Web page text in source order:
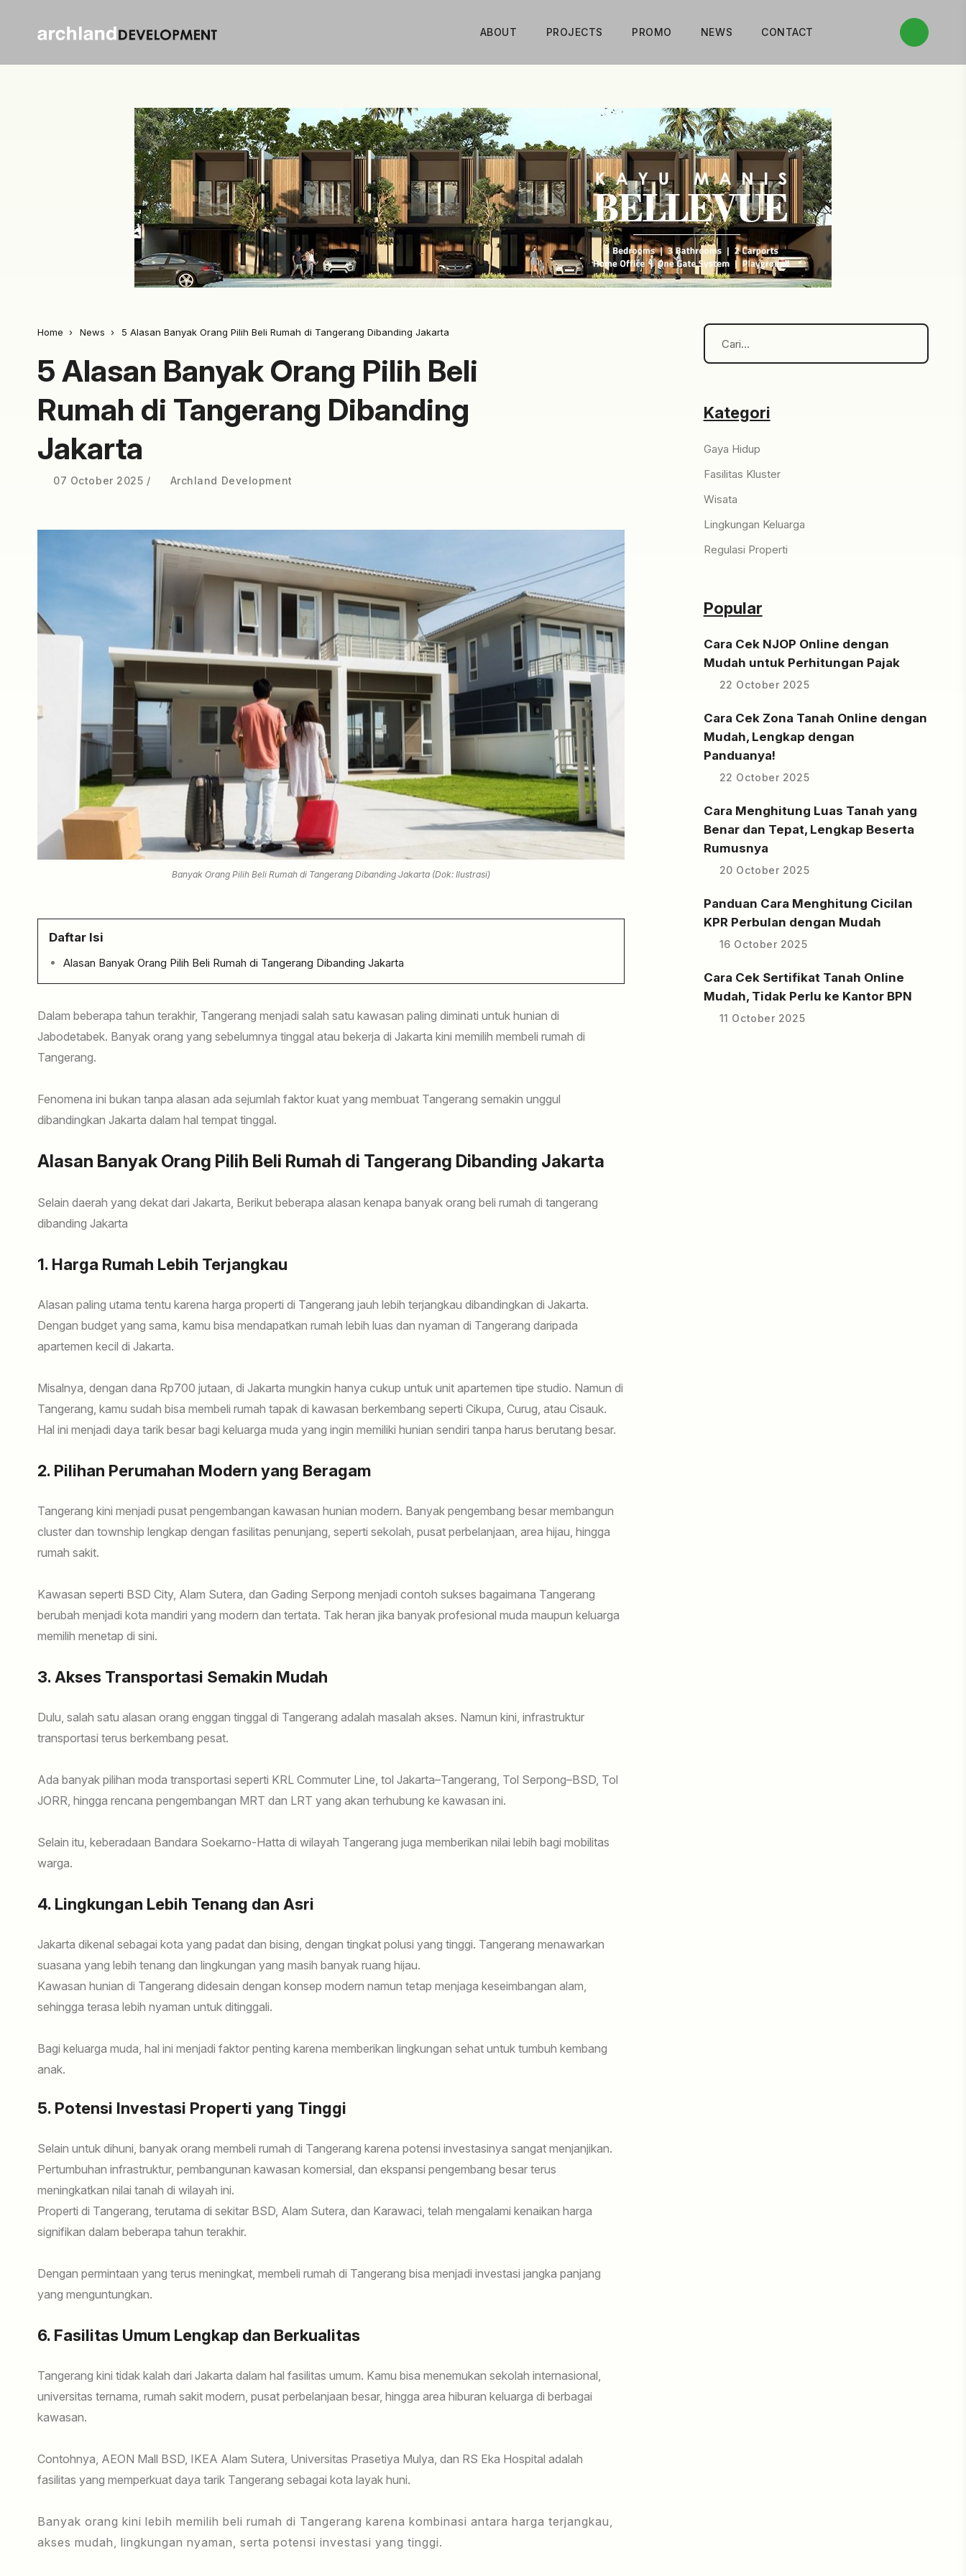
ABOUT PROJECTS PROMO NEWS CONTACT
Home News 5 Alasan Banyak Orang Pilih Beli Rumah di Tangerang Dibanding Jakarta
5 Alasan Banyak Orang Pilih Beli
Rumah di Tangerang Dibanding
Jakarta
07 October 2025 Archland Development
Banyak Orang Pilih Beli Rumah di Tangerang Dibanding Jakarta (Dok: Ilustrasi)
Daftar Isi
Alasan Banyak Orang Pilih Beli Rumah di Tangerang Dibanding Jakarta
Dalam beberapa tahun terakhir, Tangerang menjadi salah satu kawasan paling diminati untuk hunian di
Jabodetabek. Banyak orang yang sebelumnya tinggal atau bekerja di Jakarta kini memilih membeli rumah di
Tangerang.
Fenomena ini bukan tanpa alasan ada sejumlah faktor kuat yang membuat Tangerang semakin unggul
dibandingkan Jakarta dalam hal tempat tinggal.
Alasan Banyak Orang Pilih Beli Rumah di Tangerang Dibanding Jakarta
Selain daerah yang dekat dari Jakarta, Berikut beberapa alasan kenapa banyak orang beli rumah di tangerang
dibanding Jakarta
1. Harga Rumah Lebih Terjangkau
Alasan paling utama tentu karena harga properti di Tangerang jauh lebih terjangkau dibandingkan di Jakarta.
Dengan budget yang sama, kamu bisa mendapatkan rumah lebih luas dan nyaman di Tangerang daripada
apartemen kecil di Jakarta.
Misalnya, dengan dana Rp700 jutaan, di Jakarta mungkin hanya cukup untuk unit apartemen tipe studio. Namun di
Tangerang, kamu sudah bisa membeli rumah tapak di kawasan berkembang seperti Cikupa, Curug, atau Cisauk.
Hal ini menjadi daya tarik besar bagi keluarga muda yang ingin memiliki hunian sendiri tanpa harus berutang besar.
2. Pilihan Perumahan Modern yang Beragam
Tangerang kini menjadi pusat pengembangan kawasan hunian modern. Banyak pengembang besar membangun
cluster dan township lengkap dengan fasilitas penunjang, seperti sekolah, pusat perbelanjaan, area hijau, hingga
rumah sakit.
Kawasan seperti BSD City, Alam Sutera, dan Gading Serpong menjadi contoh sukses bagaimana Tangerang
berubah menjadi kota mandiri yang modern dan tertata. Tak heran jika banyak profesional muda maupun keluarga
memilih menetap di sini.
3. Akses Transportasi Semakin Mudah
Dulu, salah satu alasan orang enggan tinggal di Tangerang adalah masalah akses. Namun kini, infrastruktur
transportasi terus berkembang pesat.
Ada banyak pilihan moda transportasi seperti KRL Commuter Line, tol Jakarta–Tangerang, Tol Serpong–BSD, Tol
JORR, hingga rencana pengembangan MRT dan LRT yang akan terhubung ke kawasan ini.
Selain itu, keberadaan Bandara Soekarno-Hatta di wilayah Tangerang juga memberikan nilai lebih bagi mobilitas
warga.
4. Lingkungan Lebih Tenang dan Asri
Jakarta dikenal sebagai kota yang padat dan bising, dengan tingkat polusi yang tinggi. Tangerang menawarkan
suasana yang lebih tenang dan lingkungan yang masih banyak ruang hijau.
Kawasan hunian di Tangerang didesain dengan konsep modern namun tetap menjaga keseimbangan alam,
sehingga terasa lebih nyaman untuk ditinggali.
Bagi keluarga muda, hal ini menjadi faktor penting karena memberikan lingkungan sehat untuk tumbuh kembang
anak.
5. Potensi Investasi Properti yang Tinggi
Selain untuk dihuni, banyak orang membeli rumah di Tangerang karena potensi investasinya sangat menjanjikan.
Pertumbuhan infrastruktur, pembangunan kawasan komersial, dan ekspansi pengembang besar terus
meningkatkan nilai tanah di wilayah ini.
Properti di Tangerang, terutama di sekitar BSD, Alam Sutera, dan Karawaci, telah mengalami kenaikan harga
signifikan dalam beberapa tahun terakhir.
Dengan permintaan yang terus meningkat, membeli rumah di Tangerang bisa menjadi investasi jangka panjang
yang menguntungkan.
6. Fasilitas Umum Lengkap dan Berkualitas
Tangerang kini tidak kalah dari Jakarta dalam hal fasilitas umum. Kamu bisa menemukan sekolah internasional,
universitas ternama, rumah sakit modern, pusat perbelanjaan besar, hingga area hiburan keluarga di berbagai
kawasan.
Contohnya, AEON Mall BSD, IKEA Alam Sutera, Universitas Prasetiya Mulya, dan RS Eka Hospital adalah
fasilitas yang memperkuat daya tarik Tangerang sebagai kota layak huni.
Banyak orang kini lebih memilih beli rumah di Tangerang karena kombinasi antara harga terjangkau,
akses mudah, lingkungan nyaman, serta potensi investasi yang tinggi.
Kategori
Gaya Hidup
Fasilitas Kluster
Wisata
Lingkungan Keluarga
Regulasi Properti
Popular
Cara Cek NJOP Online dengan
Mudah untuk Perhitungan Pajak
22 October 2025
Cara Cek Zona Tanah Online dengan
Mudah, Lengkap dengan
Panduanya!
22 October 2025
Cara Menghitung Luas Tanah yang
Benar dan Tepat, Lengkap Beserta
Rumusnya
20 October 2025
Panduan Cara Menghitung Cicilan
KPR Perbulan dengan Mudah
16 October 2025
Cara Cek Sertifikat Tanah Online
Mudah, Tidak Perlu ke Kantor BPN
11 October 2025